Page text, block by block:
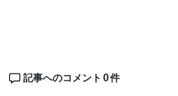
記事へのコメント 0件